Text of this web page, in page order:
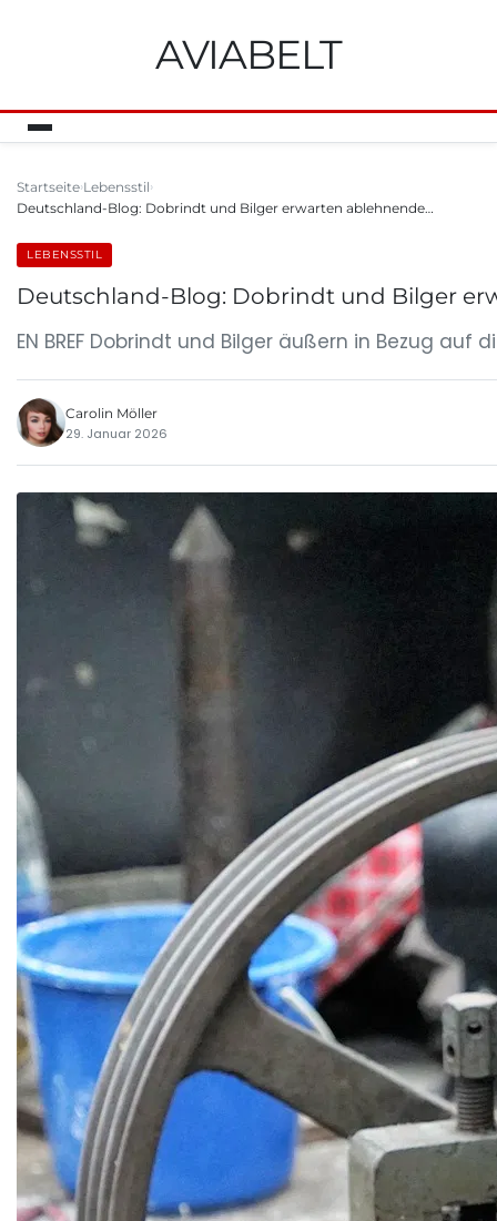
AVIABELT
Startseite Lebensstil
Deutschland-Blog: Dobrindt und Bilger erwarten ablehnende…
LEBENSSTIL
Deutschland-Blog: Dobrindt und Bilger
EN BREF Dobrindt und Bilger äußern in Bezug auf
Carolin Möller
29. Januar 2026